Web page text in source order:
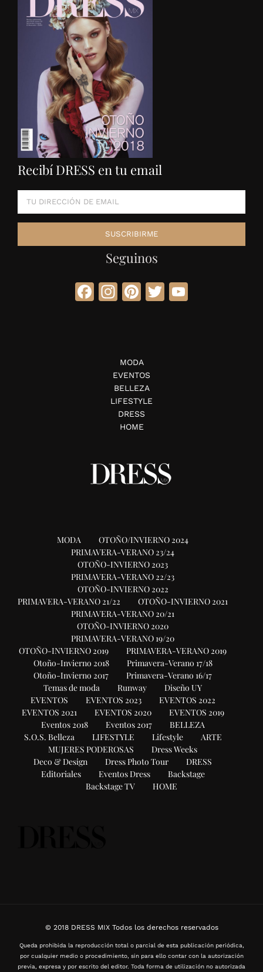
Recibí DRESS en tu email
Seguinos
Facebook
Instagram
Pinterest
Twitter
MODA
EVENTOS
BELLEZA
LIFESTYLE
DRESS
HOME
MODA
OTOÑO/INVIERNO 2024
PRIMAVERA-VERANO 23/24
OTOÑO-INVIERNO 2023
PRIMAVERA-VERANO 22/23
OTOÑO-INVIERNO 2022
PRIMAVERA-VERANO 21/22
OTOÑO-INVIERNO 2021
PRIMAVERA-VERANO 20/21
OTOÑO-INVIERNO 2020
PRIMAVERA-VERANO 19/20
OTOÑO-INVIERNO 2019
PRIMAVERA-VERANO 2019
Otoño-Invierno 2018
Primavera-Verano 17/18
Otoño-Invierno 2017
Primavera-Verano 16/17
Temas de moda
Runway
Diseño UY
EVENTOS
EVENTOS 2023
EVENTOS 2022
EVENTOS 2021
EVENTOS 2020
EVENTOS 2019
Eventos 2018
Eventos 2017
BELLEZA
S.O.S. Belleza
LIFESTYLE Lifestyle
ARTE
MUJERES PODEROSAS
Dress Weeks
Deco & Design
Dress Photo Tour
DRESS
Editoriales
Eventos Dress
Backstage
Backstage TV
HOME
© 2018 DRESS MIX Todos los derechos reservados
Queda prohibida la reproducción total o parcial de esta publicación periódica,
por cualquier medio o procedimiento, sin para ello contar con la autorización
previa, expresa y por escrito del editor. Toda forma de utilización no autorizada